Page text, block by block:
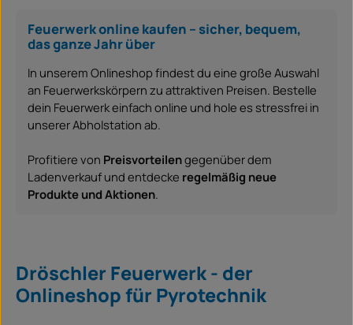
Feuerwerk online kaufen – sicher, bequem,
das ganze Jahr über
In unserem Onlineshop findest du eine große Auswahl
an Feuerwerkskörpern zu attraktiven Preisen. Bestelle
dein Feuerwerk einfach online und hole es stressfrei in
unserer Abholstation ab.
Profitiere von Preisvorteilengegenüber dem
Ladenverkauf und entdecke regelmäßig neue
Produkte und Aktionen.
Dröschler Feuerwerk - der
Onlineshop für Pyrotechnik